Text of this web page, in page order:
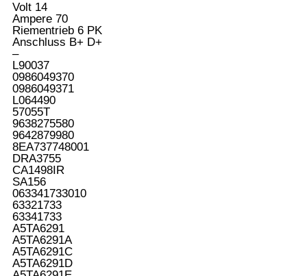
Volt 14
Ampere 70
Riementrieb 6 PK
Anschluss B+ D+
–
L90037
0986049370
0986049371
L064490
57055T
9638275580
9642879980
8EA737748001
DRA3755
CA1498IR
SA156
063341733010
63321733
63341733
A5TA6291
A5TA6291A
A5TA6291C
A5TA6291D